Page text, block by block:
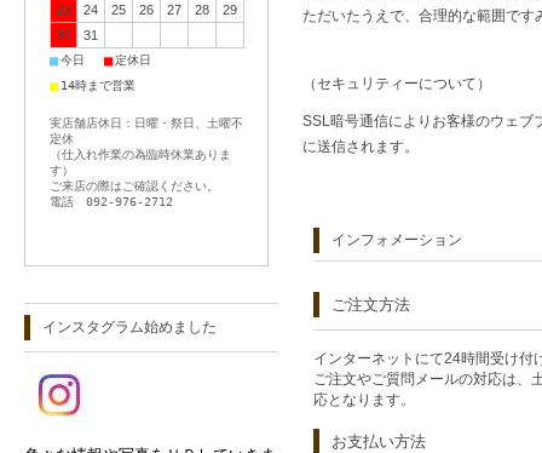
ただいたうえで、合理的な範囲で
（セキュリティーについて）
SSL暗号通信によりお客様のウェブ
に送信されます。
インフォメーション
ご注文方法
インターネットにて24時間受け付
ご注文やご質問メールの対応は、
応となります。
お支払い方法
23
24 25 26 27 28
29
30
31
■今日 ■定休日
■ 14時まで営業
実店舗店休日：日曜・祭日、土曜不
定休
（仕入れ作業の為臨時休業ありま
す）
ご来店の際はご確認ください。
電話 092-976-2712
インスタグラム始めました